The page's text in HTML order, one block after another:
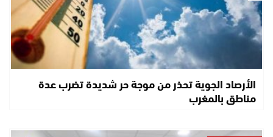
الأرصاد الجوية تحذر من موجة حر شديدة تضرب عدة
مناطق بالمغرب